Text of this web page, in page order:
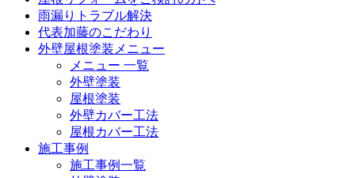
雨漏りトラブル解決
代表加藤のこだわり
外壁屋根塗装メニュー
メニュー 一覧
外壁塗装
屋根塗装
外壁カバー工法
屋根カバー工法
施工事例
施工事例一覧